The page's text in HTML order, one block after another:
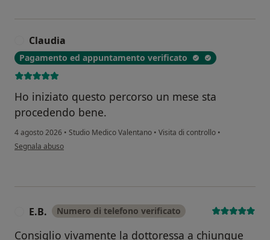
Claudia
Pagamento ed appuntamento verificato
Ho iniziato questo percorso un mese sta
procedendo bene.
4 agosto 2026 • Studio Medico Valentano • Visita di controllo •
secondo l'opinione dell'utente Claudia
Segnala abuso
E.B. Numero di telefono verificato
Consiglio vivamente la dottoressa a chiunque